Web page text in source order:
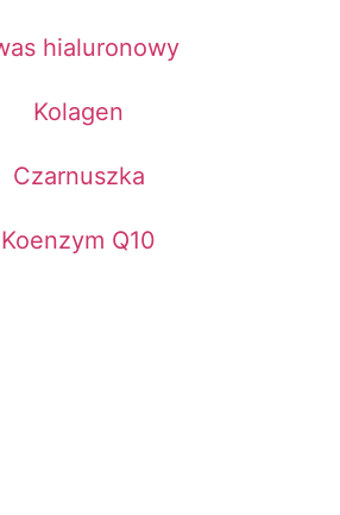
hialuronowy
Kolagen
Czarnuszka
Koenzym Q10